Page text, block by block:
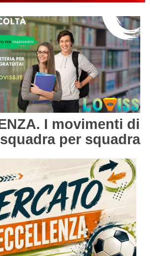
Carica la tua Rosa
I movimenti di
per squadra